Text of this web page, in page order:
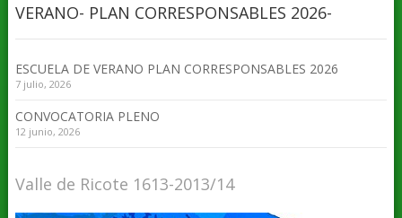
VERANO- PLAN CORRESPONSABLES 2026-
ESCUELA DE VERANO PLAN CORRESPONSABLES 2026
7 julio, 2026
CONVOCATORIA PLENO
12 junio, 2026
Valle de Ricote 1613-2013/14